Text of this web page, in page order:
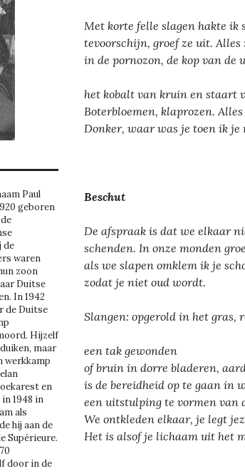
Met korte felle slagen hakte ik
tevoorschijn, groef ze uit. Alles
in de pornozon, de kop van de
het kobalt van kruin en staart
Boterbloemen, klaprozen.
Donker, waar was je toen ik je
Beschut
De afspraak is dat we elkaar
schenden. In onze monden
als we slapen omklem ik je
zodat je niet oud wordt.
Slangen: opgerold in het gras,
een tak gewonden
of bruin in dorre bladeren,
is de bereidheid op te gaan in
een uitstulping te vormen van
We ontkleden elkaar, je legt
Het is alsof je lichaam uit het
Paul
geboren
de
waren
zoon
Duitse
In 1942
de Duitse
Hijzelf
maar
werkkamp
en
1948 in
als
hij aan de
Supérieure.
door in de